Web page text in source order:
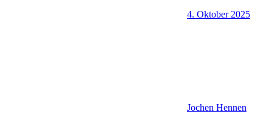
4. Oktober 2025
Jochen Hennen